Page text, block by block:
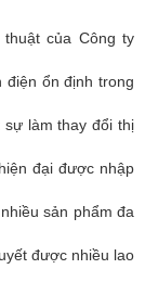
của Công ty
ổn định trong
làm thay đổi thị
đại được nhập
sản phẩm đa
được nhiều lao